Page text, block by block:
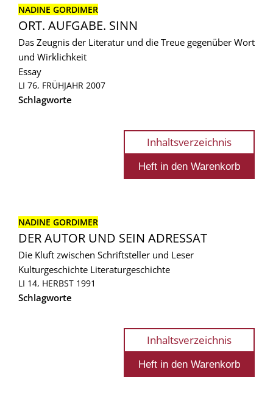
NADINE GORDIMER
ORT. AUFGABE. SINN
Das Zeugnis der Literatur und die Treue gegenüber Wort
und Wirklichkeit
Essay
LI 76, FRÜHJAHR 2007
Schlagworte
Inhaltsverzeichnis
NADINE GORDIMER
DER AUTOR UND SEIN ADRESSAT
Die Kluft zwischen Schriftsteller und Leser
Kulturgeschichte Literaturgeschichte
LI 14, HERBST 1991
Schlagworte
Inhaltsverzeichnis